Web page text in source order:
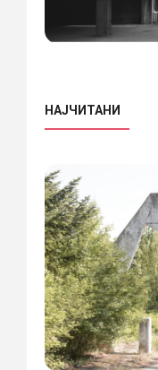
НАЈЧИТАНИ